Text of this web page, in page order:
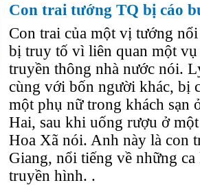
Con trai tướng TQ bị cáo
Con trai của một vị tướng
bị truy tố vì liên quan một vụ
truyền thông nhà nước nói.
cùng với bốn người khác, bị
một phụ nữ trong khách sạn
Hai, sau khi uống rượu ở
Hoa Xã nói. Anh này là con
Giang, nổi tiếng về những
truyền hình. .